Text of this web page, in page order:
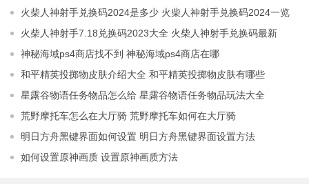
2023年最新领取
火柴人神射手兑换码2024是多少 火柴人神射手兑换码2024一览
火柴人神射手7.18兑换码2023大全 火柴人神射手兑换码最新
2023分享
神秘海域ps4商店找不到 神秘海域ps4商店在哪
和平精英投掷物皮肤介绍大全 和平精英投掷物皮肤有哪些
星露谷物语任务物品怎么给 星露谷物语任务物品玩法大全
荒野摩托车怎么在大厅骑 荒野摩托车如何在大厅骑
明日方舟黑键界面如何设置 明日方舟黑键界面设置方法
如何设置原神画质 设置原神画质方法